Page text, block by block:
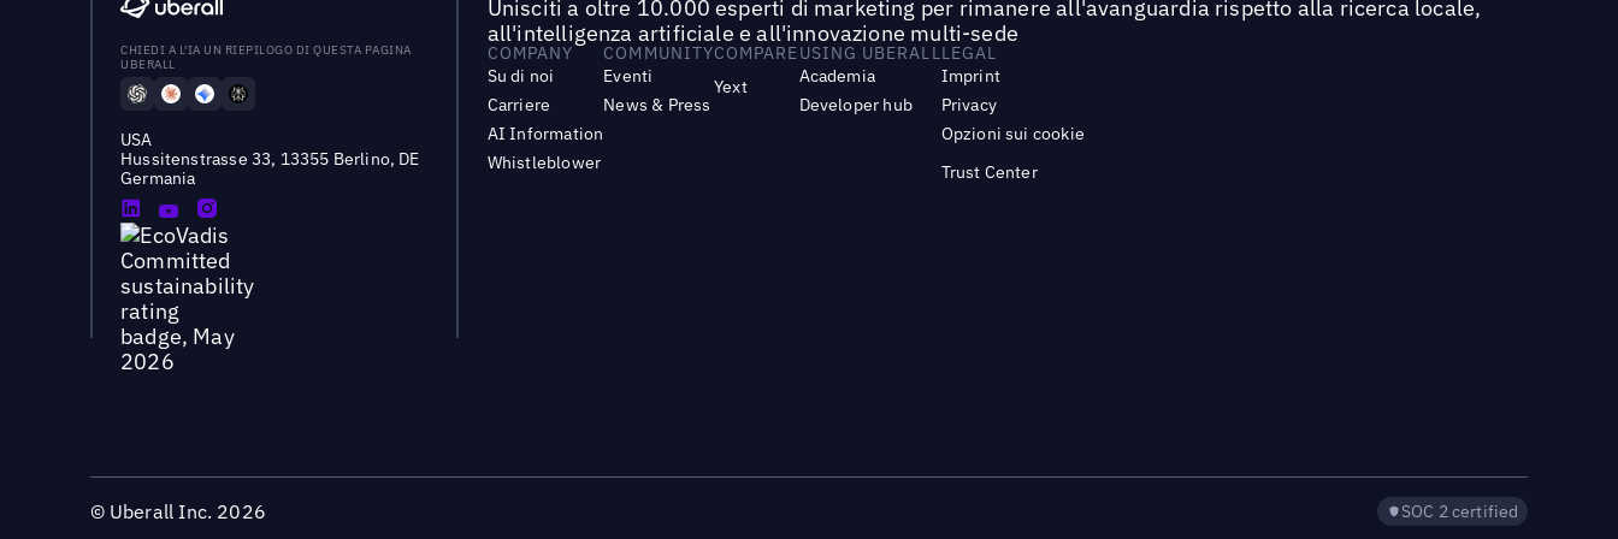
CHIEDI A L'IA UN RIEPILOGO DI QUESTA PAGINA
UBERALL
USA
Hussitenstrasse 33, 13355 Berlino, DE
Germania
Unisciti a oltre 10.000 esperti di marketing per rimanere all'avanguardia rispetto alla ricerca locale,
all'intelligenza artificiale e all'innovazione multi-sede
COMPANY
Su di noi
Carriere
AI Information
Whistleblower
COMMUNITY
Eventi
News & Press
COMPARE
Yext
USING UBERALL
Academia
Developer hub
LEGAL
Imprint
Privacy
Opzioni sui cookie
Trust Center
© Uberall Inc. 2026 SOC 2 certified